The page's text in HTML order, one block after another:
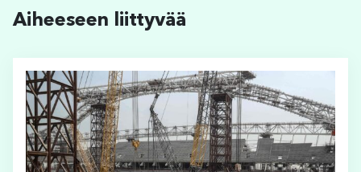
Aiheeseen liittyvää